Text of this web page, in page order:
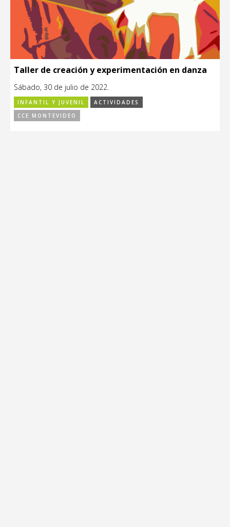
Taller de creación y experimentación en danza
Sábado, 30 de julio de 2022.
INFANTIL Y JUVENIL
ACTIVIDADES
CCE MONTEVIDEO